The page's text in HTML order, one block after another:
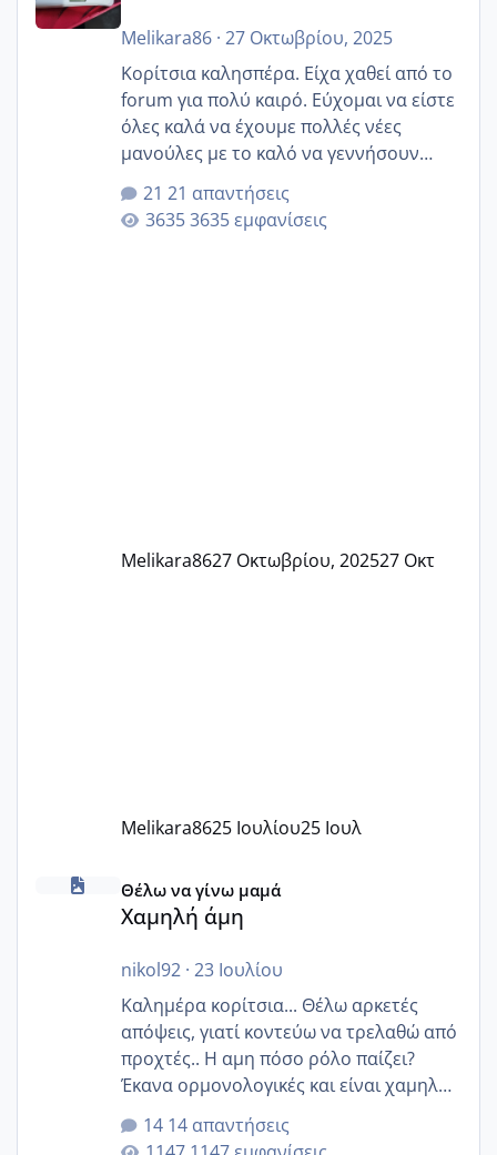
Melikara86· 27 Οκτωβρίου, 2025
Κορίτσια καλησπέρα. Είχα χαθεί από το
forum για πολύ καιρό. Εύχομαι να είστε
όλες καλά να έχουμε πολλές νέες
μανούλες με το καλό να γεννήσουν
αυτές που ήδη περιμένουν. Να πάρουν
γερα μωράκια στην αγκαλίτσα τους
🙏🏼🙏🏼 Ας πάμε λοιπόν στο θέμα μου.
21 απαντήσεις
3635 εμφανίσεις
Melikara8627 Οκτωβρίου, 202527 Οκτ
Melikara8625 Ιουλίου25 Ιουλ
Χαμηλή άμη
Θέλω να γίνω μαμά
Χαμηλή άμη
nikol92· 23 Ιουλίου
Καλημέρα κορίτσια... Θέλω αρκετές
απόψεις, γιατί κοντεύω να τρελαθώ από
προχτές.. Η αμη πόσο ρόλο παίζει?
Έκανα ορμονολογικές και είναι χαμηλή
για την ηλικία μου.. Είχα ήδη μια
εγκυμοσύνη, που έπρεπε να τερματιστεί
14 απαντήσεις